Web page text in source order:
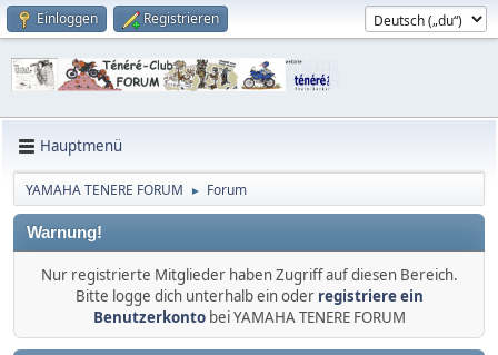
Einloggen Registrieren
Hauptmenü
YAMAHA TENERE FORUM ► Forum
Warnung!
Nur registrierte Mitglieder haben Zugriff auf diesen Bereich.
Bitte logge dich unterhalb ein oder registriere ein
Benutzerkontobei YAMAHA TENERE FORUM